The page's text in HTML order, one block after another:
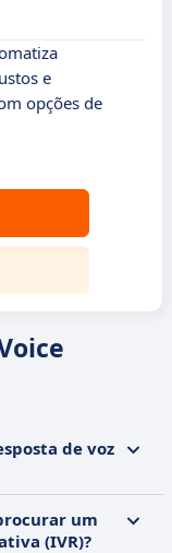
e
opções de
de voz
um
(IVR)?